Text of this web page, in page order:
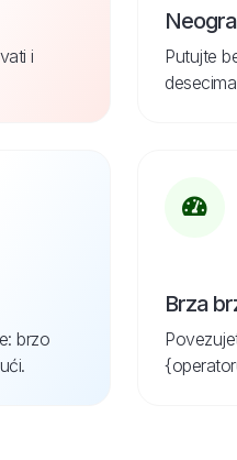
i
Putujte
brzo
Brza